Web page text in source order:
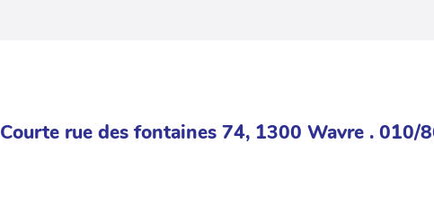
Courte rue des fontaines 74, 1300 Wavre .